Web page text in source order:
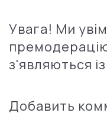
Увага! Ми
з'являються
Добавить